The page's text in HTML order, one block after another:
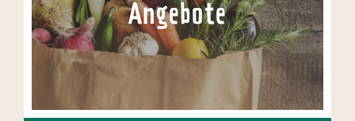
Angebote